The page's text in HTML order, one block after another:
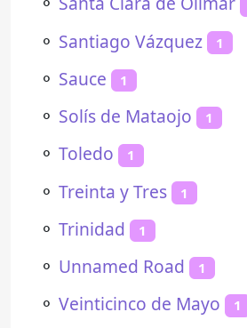
⚬ Santiago Vázquez 1
⚬ Sauce 1
⚬ Solís de Mataojo 1
⚬ Toledo 1
⚬ Treinta y Tres 1
⚬ Trinidad 1
⚬ Unnamed Road 1
⚬ Veinticinco de Mayo 1